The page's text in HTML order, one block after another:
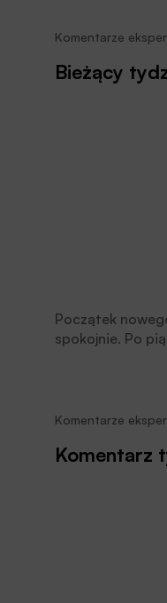
Komentarze
Bieżący
Początek
spokojnie. Po
Komentarze
Komentarz